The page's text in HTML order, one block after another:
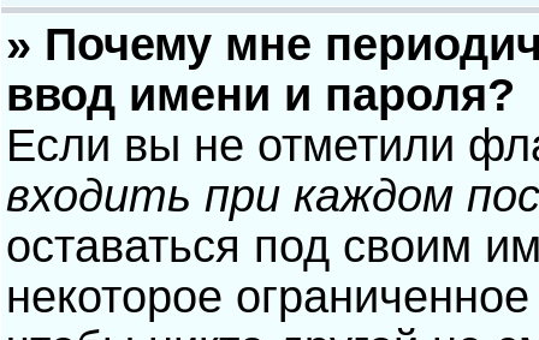
» Почему мне
ввод имени и пароля?
Если вы не отметили
входить при каждом
оставаться под своим
некоторое